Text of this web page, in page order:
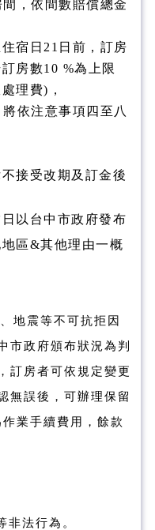
，依間數賠償總金
宿日21日前，訂房
房數10 %為上限
理費)，
依注意事項四至八
接受改期及訂金後
以台中市政府發布
區&其他理由一概
地震等不可抗拒因
市政府頒布狀況為判
訂房者可依規定變更
無誤後，可辦理保留
作業手續費用，餘款
非法行為。